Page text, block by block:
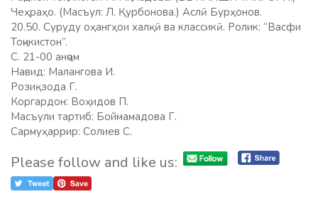
Чеҳраҳо. (Масъул: Л. Қурбонова.) Аслӣ Бурҳонов.
20.50. Суруду оҳангҳои халқӣ ва классикӣ. Ролик: “Васфи
Тоҷикистон”.
С. 21-00 анҷом
Навид: Малангова И.
Розиқзода Г.
Коргардон: Воҳидов П.
Масъули тартиб: Боймамадова Г.
Сармуҳаррир: Солиев С.
Please follow and like us: